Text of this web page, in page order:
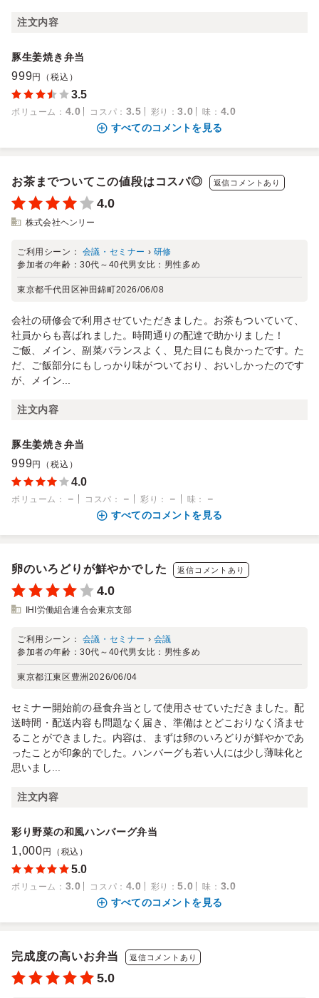
注文内容
豚生姜焼き弁当
999円（税込）
3.5
ボリューム ： 4.0 コスパ ： 3.5 彩り ：3.0 味 ： 4.0
すべてのコメントを見る
お茶までついてこの値段はコスパ◎ 返信コメントあり
4.0
株式会社ヘンリー
ご利用シーン： 会議・セミナー › 研修
参加者の年齢：30代～40代男女比： 男性多め
東京都千代田区神田錦町2026/06/08
会社の研修会で利用させていただきました。お茶もついていて、
社員からも喜ばれました。時間通りの配達で助かりました！
ご飯、メイン、副菜バランスよく、見た目にも良かったです。た
だ、ご飯部分にもしっかり味がついており、おいしかったのです
が、メイン...
注文内容
豚生姜焼き弁当
999円（税込）
4.0
ボリューム ： － コスパ ： － 彩り ： － 味 ：
－
すべてのコメントを見る
卵のいろどりが鮮やかでした 返信コメントあり
4.0
IHI労働組合連合会東京支部
ご利用シーン： 会議・セミナー › 会議
参加者の年齢：30代～40代男女比： 男性多め
東京都江東区豊洲 2026/06/04
セミナー開始前の昼食弁当として使用させていただきました。配
送時間・配送内容も問題なく届き、準備はとどこおりなく済ませ
ることができました。内容は、まずは卵のいろどりが鮮やかであ
ったことが印象的でした。ハンバーグも若い人には少し薄味化と
思いまし...
注文内容
彩り野菜の和風ハンバーグ弁当
1,000 円（税込）
5.0
ボリューム ： 3.0 コスパ ： 4.0 彩り ：5.0 味 ： 3.0
すべてのコメントを見る
完成度の高いお弁当 返信コメントあり
5.0